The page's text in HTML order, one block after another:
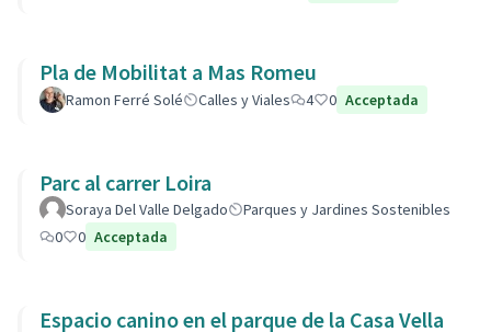
Pla de Mobilitat a Mas Romeu
Ramon Ferré Solé Calles y Viales 4 0 Acceptada
Parc al carrer Loira
Soraya Del Valle Delgado
Parques y Jardines Sostenibles
0
0 Acceptada
Espacio canino en el parque de la Casa Vella